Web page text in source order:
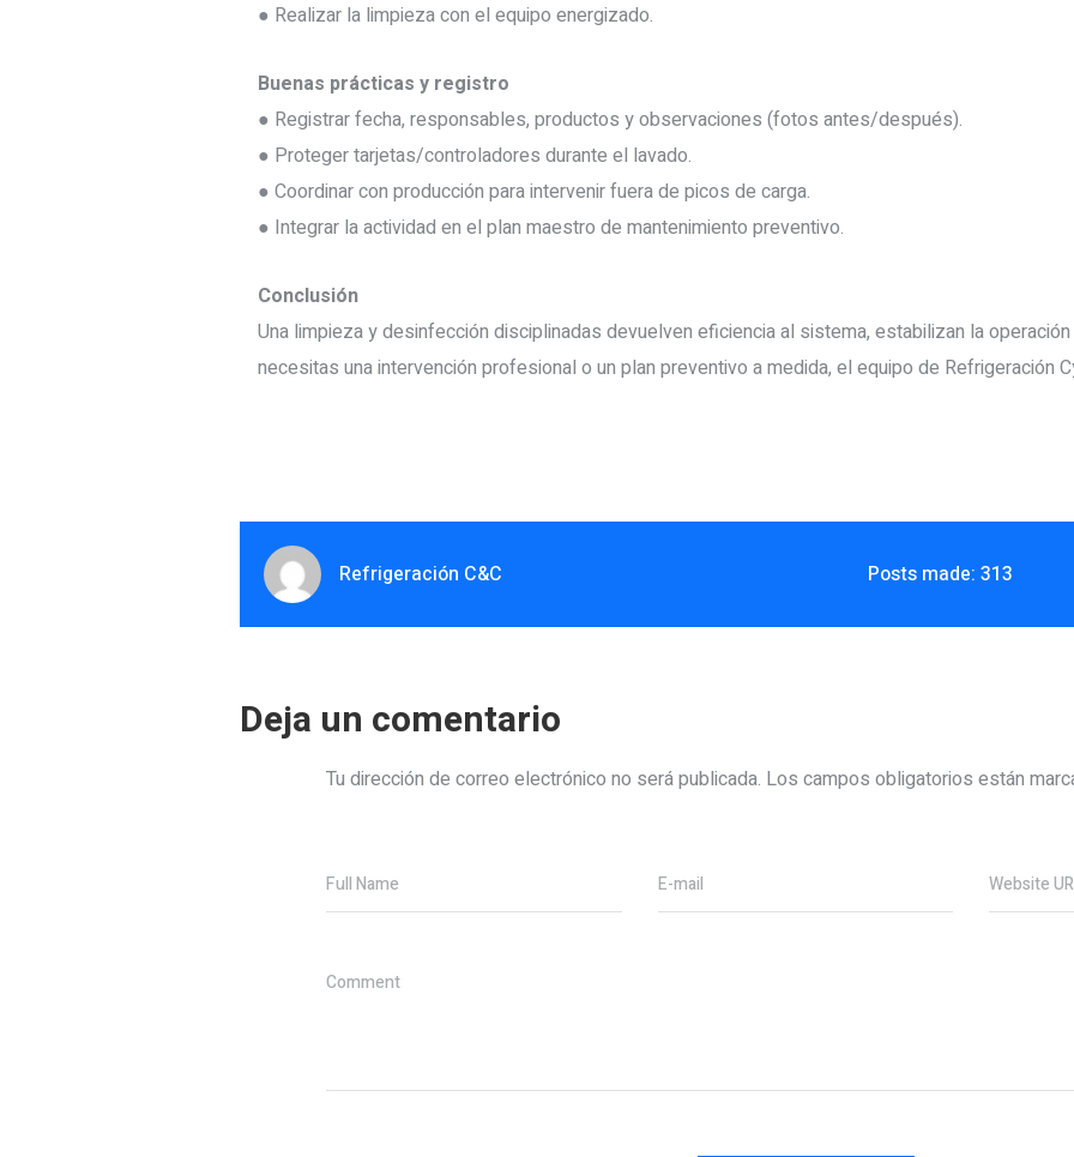
● Realizar la limpieza con el equipo energizado.
Buenas prácticas y registro
● Registrar fecha, responsables, productos y observaciones (fotos antes/después).
● Proteger tarjetas/controladores durante el lavado.
● Coordinar con producción para intervenir fuera de picos de carga.
● Integrar la actividad en el plan maestro de mantenimiento preventivo.
Conclusión
Una limpieza y desinfección disciplinadas devuelven eficiencia al sistema, estabilizan la
necesitas una intervención profesional o un plan preventivo a medida, el equipo de Refrigeración
Refrigeración C&C Posts made: 313
Deja un comentario
Tu dirección de correo electrónico no será publicada. Los campos obligatorios están
Full Name E-mail Website
Comment